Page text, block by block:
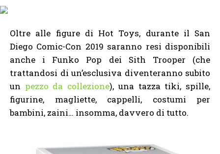
Oltre alle figure di Hot Toys, durante il San
Diego Comic-Con 2019 saranno resi disponibili
anche i Funko Pop dei Sith Trooper (che
trattandosi di un’esclusiva diventeranno subito
un pezzo da collezione), una tazza tiki, spille,
figurine, magliette, cappelli, costumi per
bambini, zaini… insomma, davvero di tutto.